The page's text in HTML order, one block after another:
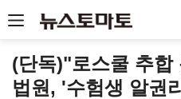
(단독)"로스쿨 추
법원, '수험생 알권